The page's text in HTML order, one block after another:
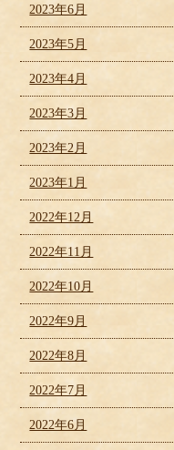
2023年6月
2023年5月
2023年4月
2023年3月
2023年2月
2023年1月
2022年12月
2022年11月
2022年10月
2022年9月
2022年8月
2022年7月
2022年6月